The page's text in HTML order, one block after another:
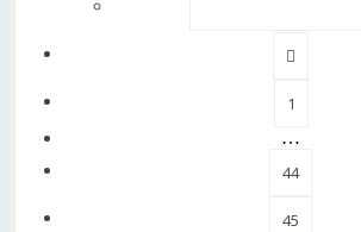
1
…
44
45